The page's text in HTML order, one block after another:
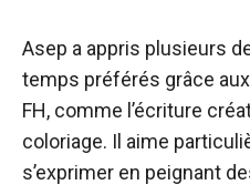
Asep a appris plusieurs
temps préférés grâce
FH, comme l’écriture
coloriage. Il aime
s’exprimer en peignant